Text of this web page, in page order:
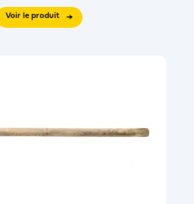
Voir le produit